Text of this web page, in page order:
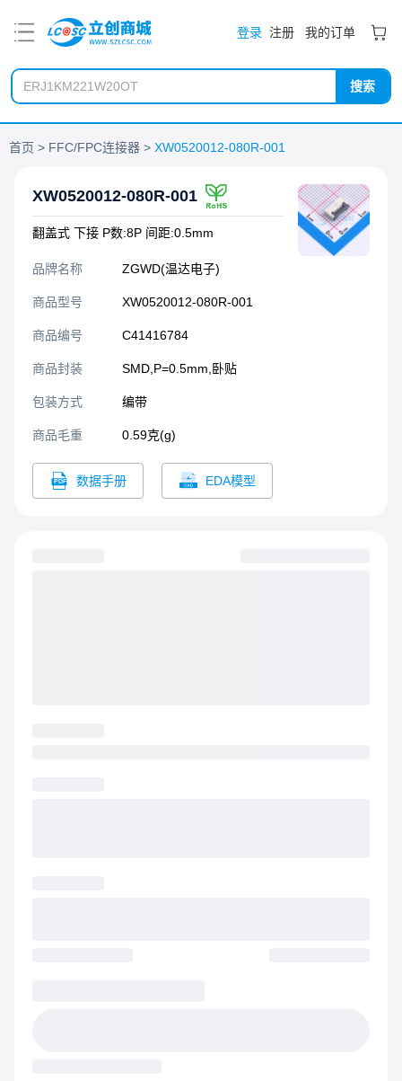
登录 注册 我的订单
搜索
首页 FFC/FPC连接器 XW0520012-080R-001
XW0520012-080R-001
翻盖式 下接 P数:8P 间距:0.5mm
品牌名称 ZGWD(温达电子)
商品型号 XW0520012-080R-001
商品编号 C41416784
商品封装 SMD,P=0.5mm,卧贴​
包装方式 编带
商品毛重 0.59克(g)
数据手册 EDA模型